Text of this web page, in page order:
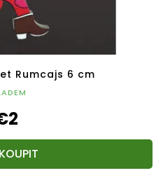
Rumcajs 6 cm